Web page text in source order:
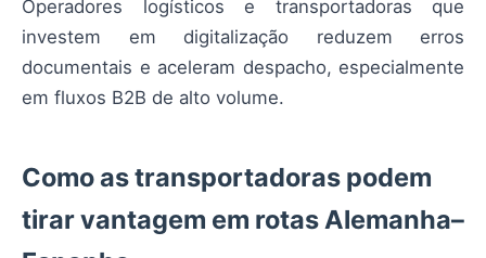
Operadores logísticos e transportadoras que
investem em digitalização reduzem erros
documentais e aceleram despacho, especialmente
em fluxos B2B de alto volume.
Como as transportadoras podem
tirar vantagem em rotas Alemanha–